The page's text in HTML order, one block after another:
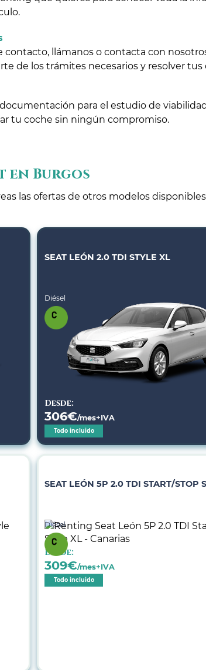
contacto, llámanos o contacta con
de los trámites necesarios y resolver tus
para el estudio de
tu coche sin ningún compromiso.
en Burgos
las ofertas de otros modelos
SEAT LEÓN 2.0 TDI STYLE XL
Diésel
Desde:
306€/mes+IVA
Todo incluido
SEAT LEÓN 5P 2.0 TDI START/STOP
Diésel
Desde:
309€/mes+IVA
Todo incluido